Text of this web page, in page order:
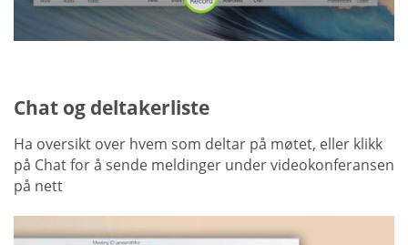
Chat og deltakerliste
Ha oversikt over hvem som deltar på møtet, eller klikk
på Chat for å sende meldinger under videokonferansen
på nett